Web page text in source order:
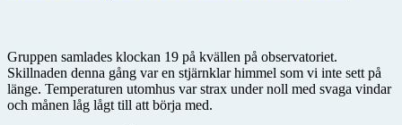
Gruppen samlades klockan 19 på kvällen på observatoriet.
Skillnaden denna gång var en stjärnklar himmel som vi inte sett på
länge. Temperaturen utomhus var strax under noll med svaga vindar
och månen låg lågt till att börja med.